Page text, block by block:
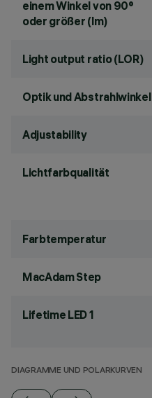
einem Winkel von 90°
oder größer (lm)
Light output ratio (LOR)
Optik und Abstrahlwinkel
Adjustability
Lichtfarbqualität
Farbtemperatur
MacAdam Step
Lifetime LED 1
DIAGRAMME UND POLARKURVEN